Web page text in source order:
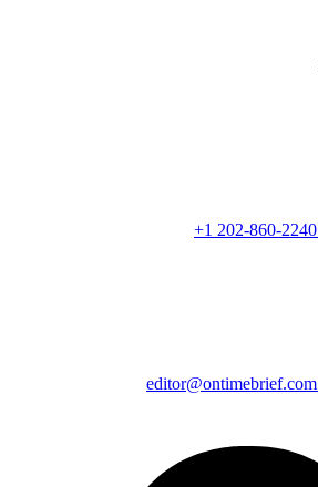
+1 202-860-2240
editor@ontimebrief.com